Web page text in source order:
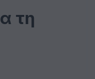
τη